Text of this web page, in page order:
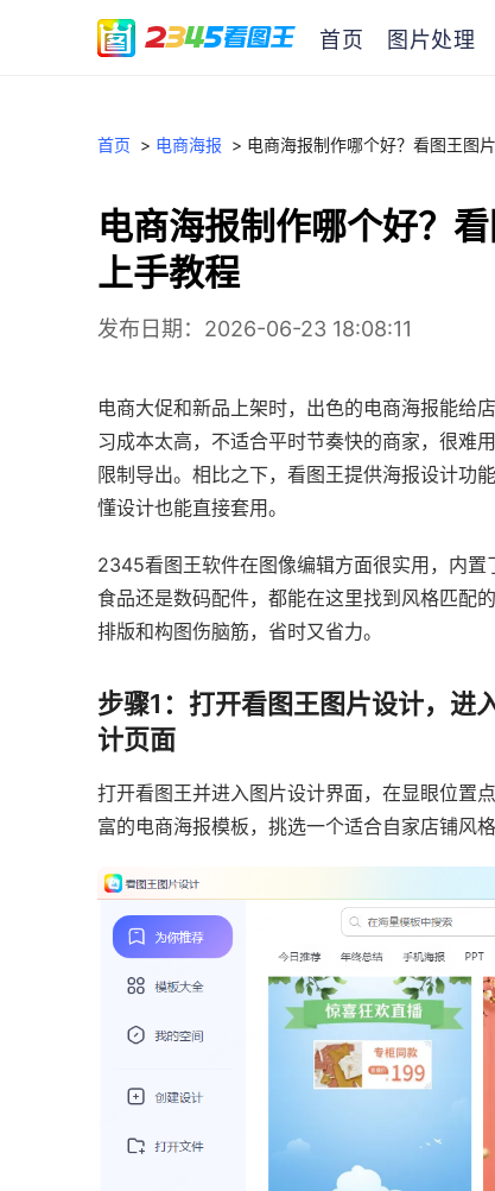
首页 图片处理
首页 > 电商海报 > 电商海报制作哪个好？看图王图
电商海报制作哪个好？
上手教程
发布日期：2026-06-23 18:08:11
电商大促和新品上架时，出色的电商海报能给
习成本太高，不适合平时节奏快的商家，很难
限制导出。相比之下，看图王提供海报设计功
懂设计也能直接套用。
2345看图王软件在图像编辑方面很实用，内置
食品还是数码配件，都能在这里找到风格匹配
排版和构图伤脑筋，省时又省力。
步骤1：打开看图王图片设计，进
计页面
打开看图王并进入图片设计界面，在显眼位置
富的电商海报模板，挑选一个适合自家店铺风